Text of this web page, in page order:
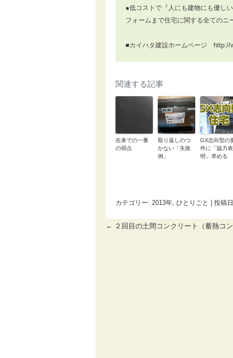
●低コストで『人にも建物にも優し
フォームまで住宅に関する全てのニ
■カイハタ建設ホームページ http://
関連する記事
在来での一番
の弱点
取り返しのつ
かない「失敗
例」
GX志向型の
件に「協力表
明」求める
カテゴリー: 2013年 ひとりごと | 投稿
← ２回目の土間コンクリート（蓄熱コン